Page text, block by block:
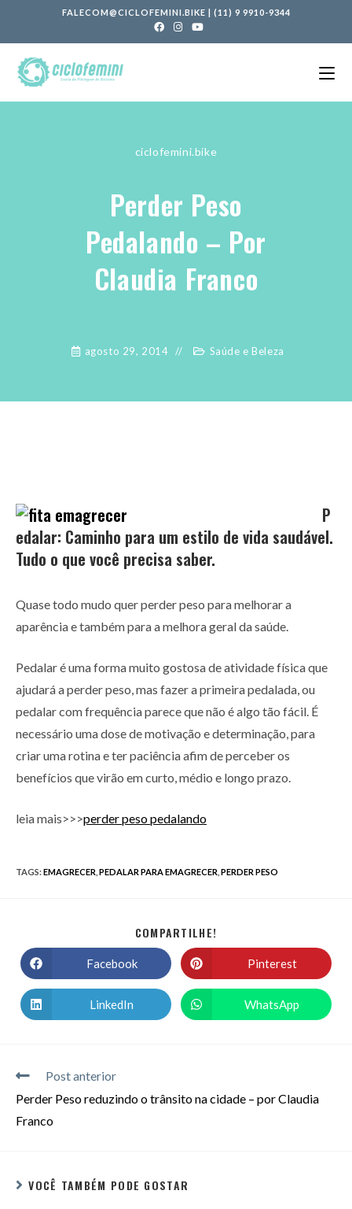
FALECOM@CICLOFEMINI.BIKE | (11) 9 9910-9344
ciclofemini.bike
Perder Peso
Pedalando – Por
Claudia Franco
agosto 29, 2014 Saúde e Beleza
P
edalar: Caminho para um estilo de vida saudável.
Tudo o que você precisa saber.
Quase todo mudo quer perder peso para melhorar a
aparência e também para a melhora geral da saúde.
Pedalar é uma forma muito gostosa de atividade física que
ajudará a perder peso, mas fazer a primeira pedalada, ou
pedalar com frequência parece que não é algo tão fácil. É
necessário uma dose de motivação e determinação, para
criar uma rotina e ter paciência afim de perceber os
benefícios que virão em curto, médio e longo prazo.
leia mais>>>perder peso pedalando
TAGS:EMAGRECER PEDALAR PARA EMAGRECER PERDER PESO
COMPARTILHE!
Facebook Pinterest
LinkedIn WhatsApp
Post anterior
Perder Peso reduzindo o trânsito na cidade – por Claudia
Franco
VOCÊ TAMBÉM PODE GOSTAR